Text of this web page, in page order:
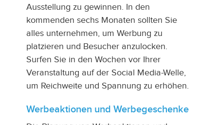
Ausstellung zu gewinnen. In den
kommenden sechs Monaten sollten Sie
alles unternehmen, um Werbung zu
platzieren und Besucher anzulocken.
Surfen Sie in den Wochen vor Ihrer
Veranstaltung auf der Social Media-Welle,
um Reichweite und Spannung zu erhöhen.
Werbeaktionen und Werbegeschenke